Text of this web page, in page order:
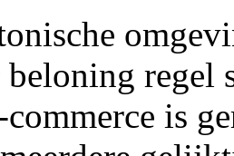
beloning
commerce is